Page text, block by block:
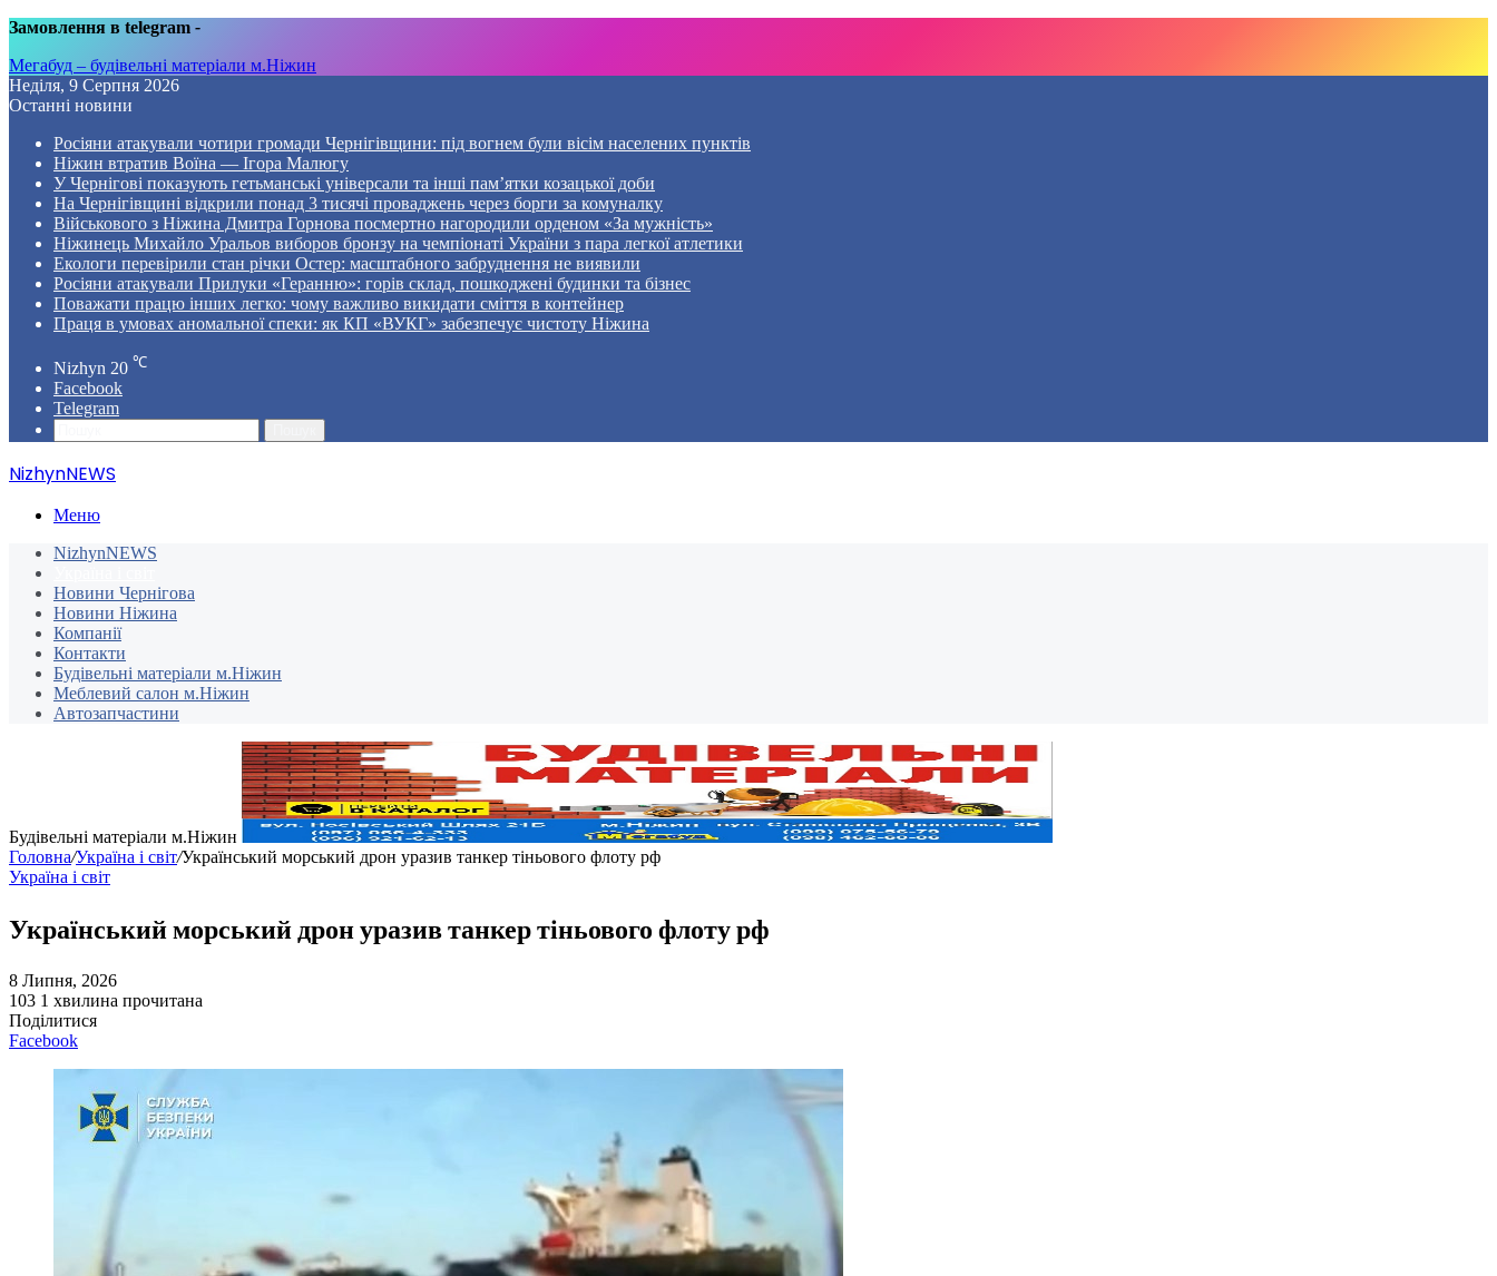
Замовлення в telegram -
Мегабуд – будівельні матеріали м.Ніжин
Неділя, 9 Серпня 2026
Останні новини
Росіяни атакували чотири громади Чернігівщини: під вогнем були вісім населених пунктів
Ніжин втратив Воїна — Ігора Малюгу
У Чернігові показують гетьманські універсали та інші пам’ятки козацької доби
На Чернігівщині відкрили понад 3 тисячі проваджень через борги за комуналку
Військового з Ніжина Дмитра Горнова посмертно нагородили орденом «За мужність»
Ніжинець Михайло Уральов виборов бронзу на чемпіонаті України з пара легкої атлетики
Екологи перевірили стан річки Остер: масштабного забруднення не виявили
Росіяни атакували Прилуки «Геранню»: горів склад, пошкоджені будинки та бізнес
Поважати працю інших легко: чому важливо викидати сміття в контейнер
Праця в умовах аномальної спеки: як КП «ВУКГ» забезпечує чистоту Ніжина
Nizhyn 20 ℃
Facebook
Telegram
NizhynNEWS
Меню
NizhynNEWS
Новини Чернігова
Новини Ніжина
Компанії
Контакти
Будівельні матеріали м.Ніжин
Меблевий салон м.Ніжин
Автозапчастини
Будівельні матеріали м.Ніжин
Головна/Україна і світ/Український морський дрон уразив танкер тіньового флоту рф
Україна і світ
Український морський дрон уразив танкер тіньового флоту рф
8 Липня, 2026
103 1 хвилина прочитана
Поділитися
Facebook